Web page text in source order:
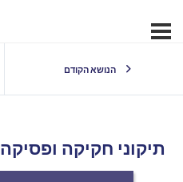
הנושא הקודם
תיקוני חקיקה ופסיקה